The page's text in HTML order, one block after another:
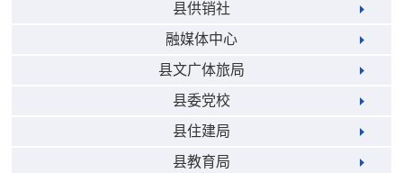
县供销社
融媒体中心
县文广体旅局
县委党校
县住建局
县教育局